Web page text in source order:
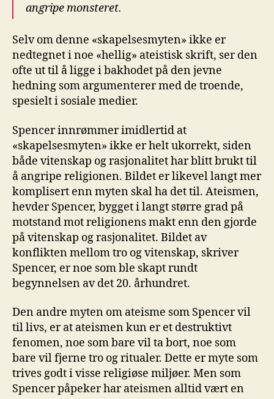
angripe monsteret.
Selv om denne «skapelsesmyten» ikke er
nedtegnet i noe «hellig» ateistisk skrift, ser den
ofte ut til å ligge i bakhodet på den jevne
hedning som argumenterer med de troende,
spesielt i sosiale medier.
Spencer innrømmer imidlertid at
«skapelsesmyten» ikke er helt ukorrekt, siden
både vitenskap og rasjonalitet har blitt brukt til
å angripe religionen. Bildet er likevel langt mer
komplisert enn myten skal ha det til. Ateismen,
hevder Spencer, bygget i langt større grad på
motstand mot religionens makt enn den gjorde
på vitenskap og rasjonalitet. Bildet av
konflikten mellom tro og vitenskap, skriver
Spencer, er noe som ble skapt rundt
begynnelsen av det 20. århundret.
Den andre myten om ateisme som Spencer vil
til livs, er at ateismen kun er et destruktivt
fenomen, noe som bare vil ta bort, noe som
bare vil fjerne tro og ritualer. Dette er myte som
trives godt i visse religiøse miljøer. Men som
Spencer påpeker har ateismen alltid vært en